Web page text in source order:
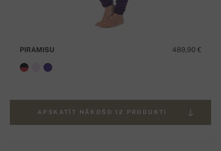
489,90 €
PIRAMISU
APSKATĪT NĀKOŠO 12 PRODUKTI